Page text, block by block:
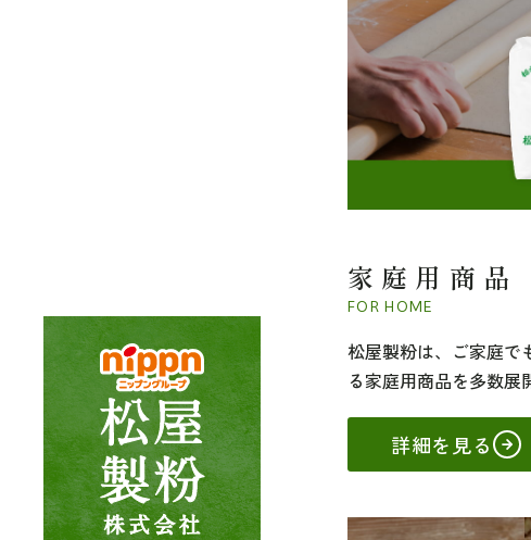
家庭用商品
FOR HOME
松屋製粉は、ご家庭で
る家庭用商品を多数展
詳細を見る